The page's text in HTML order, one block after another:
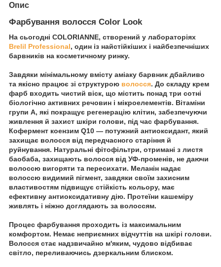
Опис
Фарбування волосся Color Look
На сьогодні COLORIANNE, створений у лабораторіях
Brelil Professional, один із найстійкіших і найбезпечніших
барвників на косметичному ринку.
Завдяки мінімальному вмісту аміаку барвник дбайливо
та якісно працює зі структурою волосся. До складу крем
фарб входить чистий віск, що містить понад три сотні
біологічно активних речовин і мікроелементів. Вітаміни
групи А, які покращує регенерацію клітин, забезпечуючи
живлення й захист шкіри голови, під час фарбування.
Кофермент коензим Q10 — потужний антиоксидант, який
захищає волосся від передчасного старіння й
руйнування. Натуральні фітофільтри, отримані з листя
баобаба, захищають волосся від УФ-променів, не даючи
волоссю вигоряти та пересихати. Меланін надає
волоссю видимий пігмент, завдяки своїм захисним
властивостям підвищує стійкість кольору, має
ефективну антиоксидативну дію. Протеїни кашеміру
живлять і ніжно доглядають за волоссям.
Процес фарбування проходить із максимальним
комфортом. Немає неприємних відчуттів на шкірі голови.
Волосся стає надзвичайно м'яким, чудово відбиває
світло, переливаючись дзеркальним блиском.